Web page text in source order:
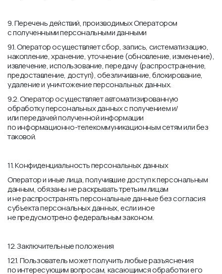
9. Перечень действий, производимых Оператором
с полученными персональными данными
9.1. Оператор осуществляет сбор, запись, систематизацию,
накопление, хранение, уточнение (обновление, изменение),
извлечение, использование, передачу (распространение,
предоставление, доступ), обезличивание, блокирование,
удаление и уничтожение персональных данных.
9.2. Оператор осуществляет автоматизированную
обработку персональных данных с получением и/
или передачей полученной информации
по информационно-телекоммуникационным сетям или без
таковой.
11. Конфиденциальность персональных данных
Оператор и иные лица, получившие доступ к персональным
данным, обязаны не раскрывать третьим лицам
и не распространять персональные данные без согласия
субъекта персональных данных, если иное
не предусмотрено федеральным законом.
12. Заключительные положения
12.1. Пользователь может получить любые разъяснения
по интересующим вопросам, касающимся обработки его